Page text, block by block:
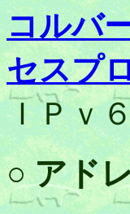
コルバ
セスプ
ＩＰｖ
○ アド